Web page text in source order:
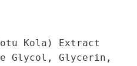
Kola) Extract
Glycol, Glycerin,